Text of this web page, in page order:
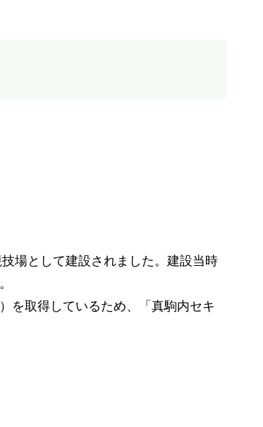
場として建設されました。建設当時
を取得しているため、「真駒内セキ